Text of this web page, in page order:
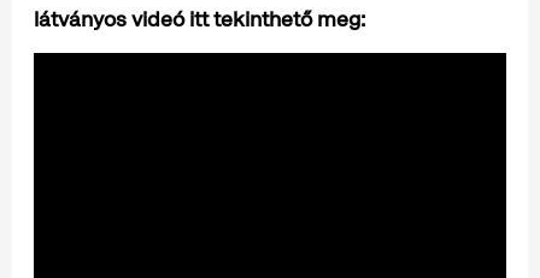
látványos videó itt tekinthető meg: